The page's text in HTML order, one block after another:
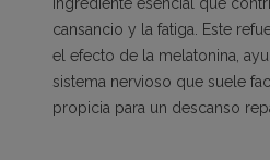
cansancio y la fatiga. Este
el efecto de la melatonina,
sistema nervioso que suele
propicia para un descanso